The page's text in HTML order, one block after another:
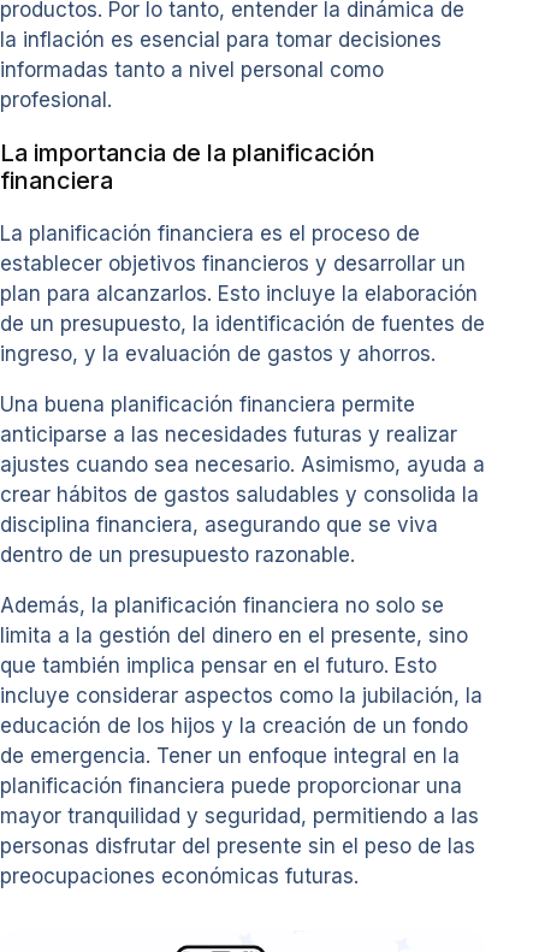
productos. Por lo tanto, entender la dinámica de
la inflación es esencial para tomar decisiones
informadas tanto a nivel personal como
profesional.
La importancia de la planificación
financiera
La planificación financiera es el proceso de
establecer objetivos financieros y desarrollar un
plan para alcanzarlos. Esto incluye la elaboración
de un presupuesto, la identificación de fuentes de
ingreso, y la evaluación de gastos y ahorros.
Una buena planificación financiera permite
anticiparse a las necesidades futuras y realizar
ajustes cuando sea necesario. Asimismo, ayuda a
crear hábitos de gastos saludables y consolida la
disciplina financiera, asegurando que se viva
dentro de un presupuesto razonable.
Además, la planificación financiera no solo se
limita a la gestión del dinero en el presente, sino
que también implica pensar en el futuro. Esto
incluye considerar aspectos como la jubilación, la
educación de los hijos y la creación de un fondo
de emergencia. Tener un enfoque integral en la
planificación financiera puede proporcionar una
mayor tranquilidad y seguridad, permitiendo a las
personas disfrutar del presente sin el peso de las
preocupaciones económicas futuras.